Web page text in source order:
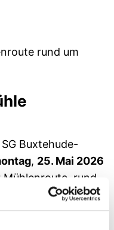
Buxtehude-
, 25. Mai 2026
Mühlenroute rund
km lang sein und
Stade. Start ist um